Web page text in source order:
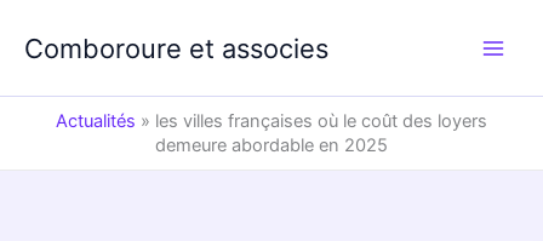
Comboroure et associes
Actualités » les villes françaises où le coût des loyers
demeure abordable en 2025